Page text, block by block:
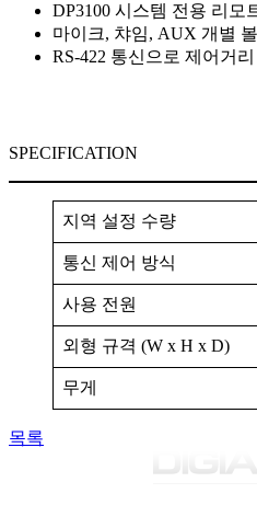
DP3100 시스템 전용 리모
마이크, 챠임, AUX 개별
RS-422 통신으로 제어거
SPECIFICATION
지역 설정 수량
통신 제어 방식
사용 전원
외형 규격 (W x H x D)
무게
목록